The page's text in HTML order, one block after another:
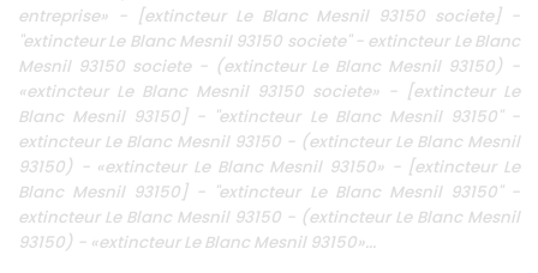
entreprise» - [extincteur Le Blanc Mesnil 93150 societe] -
"extincteur Le Blanc Mesnil 93150 societe" - extincteur Le Blanc
Mesnil 93150 societe - (extincteur Le Blanc Mesnil 93150) -
«extincteur Le Blanc Mesnil 93150 societe» - [extincteur Le
Blanc Mesnil 93150] - "extincteur Le Blanc Mesnil 93150" -
extincteur Le Blanc Mesnil 93150 - (extincteur Le Blanc Mesnil
93150) - «extincteur Le Blanc Mesnil 93150» - [extincteur Le
Blanc Mesnil 93150] - "extincteur Le Blanc Mesnil 93150" -
extincteur Le Blanc Mesnil 93150 - (extincteur Le Blanc Mesnil
93150) - «extincteur Le Blanc Mesnil 93150»...